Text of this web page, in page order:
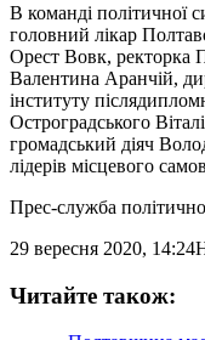
В команді політичної
головний лікар
Орест Вовк, ректорка
Валентина Аранчій,
інституту
Остроградського
громадський діяч
лідерів місцевого
Прес-служба
29 вересня 2020, 14:24
Читайте також: